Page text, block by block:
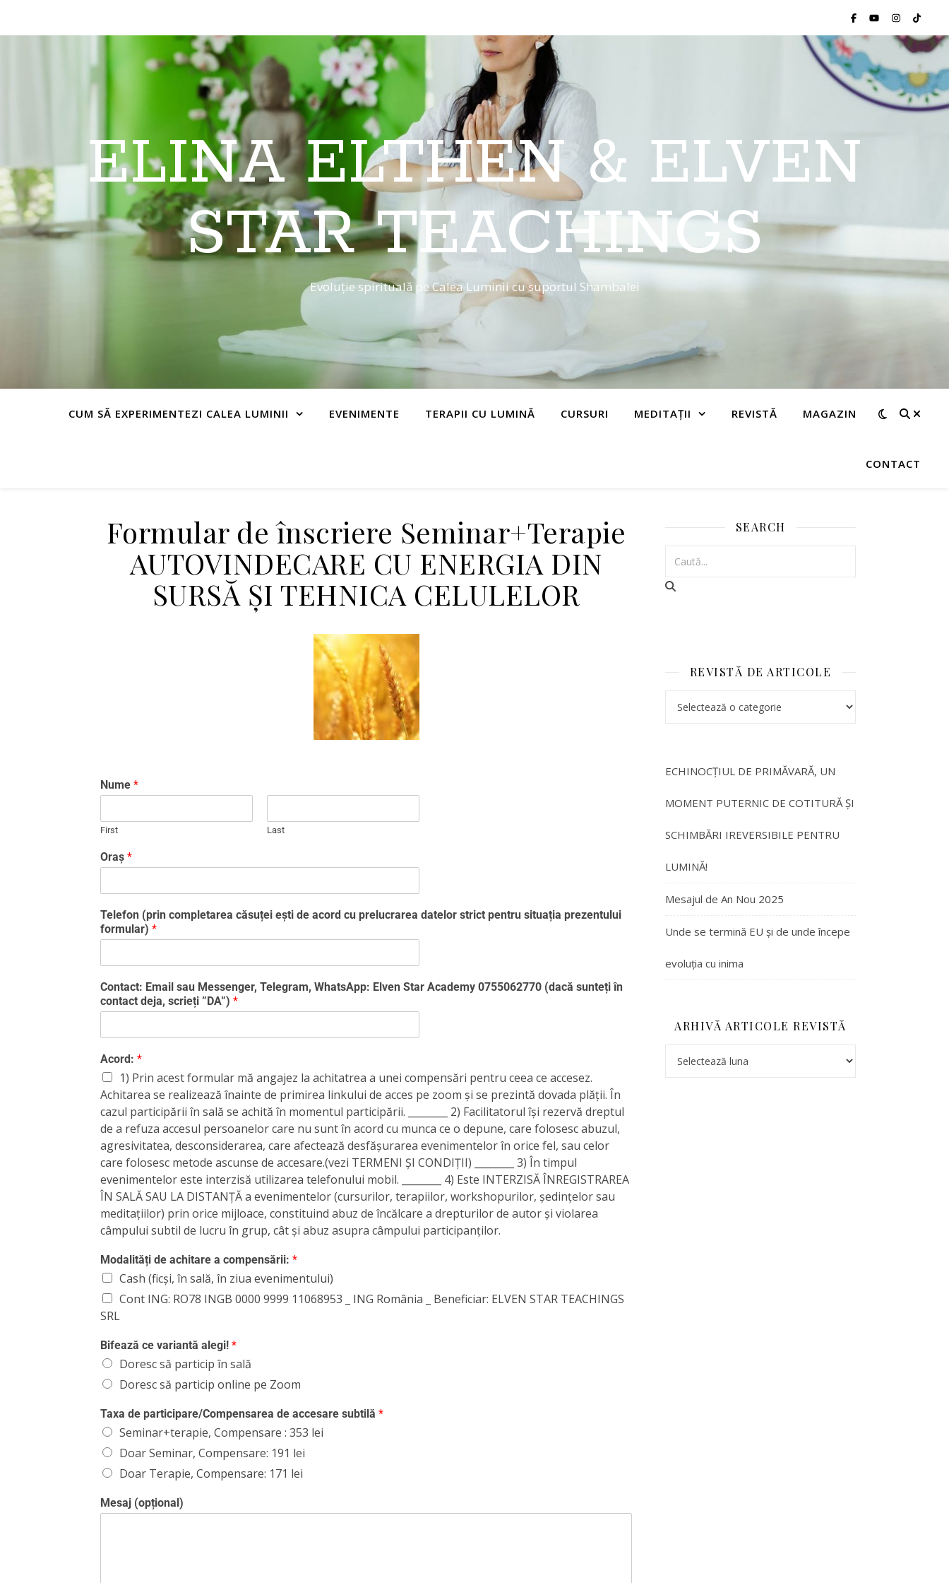
ELINA ELTHEN & ELVEN
STAR TEACHINGS
Evoluție spirituală pe Calea Luminii cu suportul Shambalei
CUM SĂ EXPERIMENTEZI CALEA LUMINII EVENIMENTE TERAPII CU LUMINĂ CURSURI MEDITAȚII REVISTĂ MAGAZIN
CONTACT
Formular de înscriere Seminar+Terapie
AUTOVINDECARE CU ENERGIA DIN
SURSĂ ȘI TEHNICA CELULELOR
Nume *
First Last
Oraș *
Telefon (prin completarea căsuței ești de acord cu prelucrarea datelor strict pentru situația prezentului
formular) *
Contact: Email sau Messenger, Telegram, WhatsApp: Elven Star Academy 0755062770 (dacă sunteți în
contact deja, scrieți ”DA”) *
Acord: *
1) Prin acest formular mă angajez la achitatrea a unei compensări pentru ceea ce accesez.
Achitarea se realizează înainte de primirea linkului de acces pe zoom și se prezintă dovada plății. În
cazul participării în sală se achită în momentul participării. ________ 2) Facilitatorul își rezervă dreptul
de a refuza accesul persoanelor care nu sunt în acord cu munca ce o depune, care folosesc abuzul,
agresivitatea, desconsiderarea, care afectează desfășurarea evenimentelor în orice fel, sau celor
care folosesc metode ascunse de accesare.(vezi TERMENI ȘI CONDIȚII) ________ 3) În timpul
evenimentelor este interzisă utilizarea telefonului mobil. ________ 4) Este INTERZISĂ ÎNREGISTRAREA
ÎN SALĂ SAU LA DISTANȚĂ a evenimentelor (cursurilor, terapiilor, workshopurilor, ședințelor sau
meditațiilor) prin orice mijloace, constituind abuz de încălcare a drepturilor de autor și violarea
câmpului subtil de lucru în grup, cât și abuz asupra câmpului participanților.
Modalități de achitare a compensării: *
Cash (ficși, în sală, în ziua evenimentului)
Cont ING: RO78 INGB 0000 9999 11068953 _ ING România _ Beneficiar: ELVEN STAR TEACHINGS
SRL
Bifează ce variantă alegi! *
Doresc să particip în sală
Doresc să particip online pe Zoom
Taxa de participare/Compensarea de accesare subtilă *
Seminar+terapie, Compensare : 353 lei
Doar Seminar, Compensare: 191 lei
Doar Terapie, Compensare: 171 lei
Mesaj (opțional)
SEARCH
REVISTĂ DE ARTICOLE
ECHINOCȚIUL DE PRIMĂVARĂ, UN
MOMENT PUTERNIC DE COTITURĂ ȘI
SCHIMBĂRI IREVERSIBILE PENTRU
LUMINĂ!
Mesajul de An Nou 2025
Unde se termină EU și de unde începe
evoluția cu inima
ARHIVĂ ARTICOLE REVISTĂ